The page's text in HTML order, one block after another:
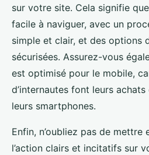
sur votre site. Cela signifie
facile à naviguer, avec un
simple et clair, et des options
sécurisées. Assurez-vous
est optimisé pour le mobile,
d’internautes font leurs
leurs smartphones.
Enfin, n’oubliez pas de mettre
l’action clairs et incitatifs sur